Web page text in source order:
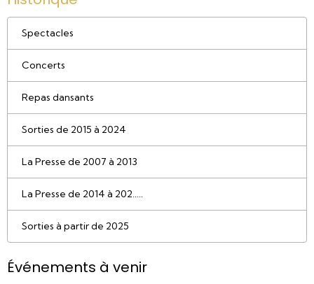
Spectacles
Concerts
Repas dansants
Sorties de 2015 à 2024
La Presse de 2007 à 2013
La Presse de 2014 à 202.....
Sorties à partir de 2025
Événements à venir